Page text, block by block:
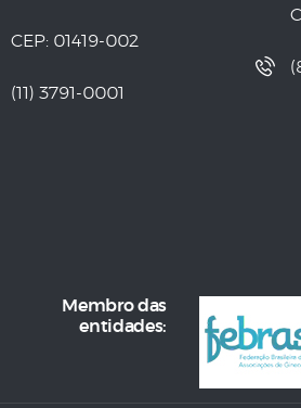
CEP: 01419-002
(11) 3791-0001
Membro das
entidades: